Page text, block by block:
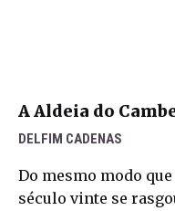
A Aldeia do
DELFIM CADENAS
Do mesmo modo
século vinte se